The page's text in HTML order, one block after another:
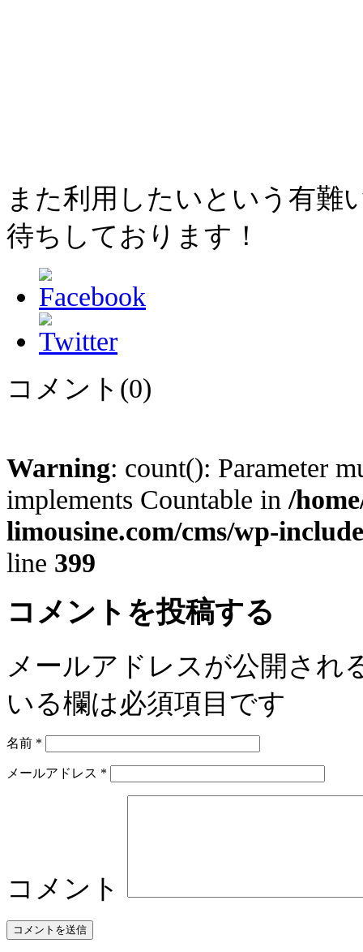
また利用したいという有難
待ちしております！
コメント(0)
Warning: count(): Parameter
implements Countable in /
limousine.com/cms/wp-
line 399
コメントを投稿する
メールアドレスが公開され
いる欄は必須項目です
名前 *
メールアドレス *
コメント